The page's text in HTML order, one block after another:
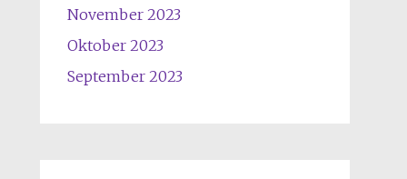
November 2023
Oktober 2023
September 2023